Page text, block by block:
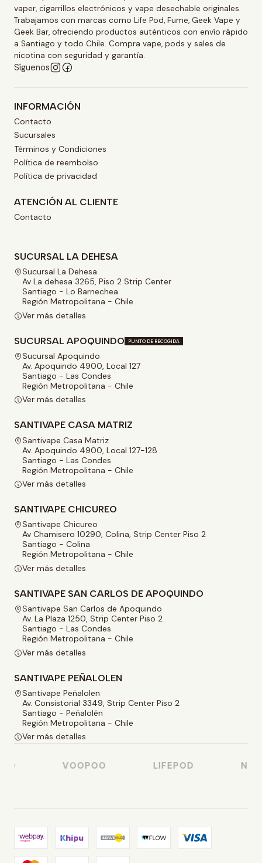
vaper, cigarrillos electrónicos y vape desechable originales.
Trabajamos con marcas como Life Pod, Fume, Geek Vape y
Geek Bar, ofreciendo productos auténticos con envío rápido
a Santiago y todo Chile. Compra vape, pods y sales de
nicotina con seguridad y garantía.
Síguenos
INFORMACIÓN
Contacto
Sucursales
Términos y Condiciones
Política de reembolso
Política de privacidad
ATENCIÓN AL CLIENTE
Contacto
SUCURSAL LA DEHESA
Sucursal La Dehesa
Av La dehesa 3265, Piso 2 Strip Center
Santiago - Lo Barnechea
Región Metropolitana - Chile
Ver más detalles
SUCURSAL APOQUINDO PUNTO DE RECOGIDA
Sucursal Apoquindo
Av. Apoquindo 4900, Local 127
Santiago - Las Condes
Región Metropolitana - Chile
Ver más detalles
SANTIVAPE CASA MATRIZ
Santivape Casa Matriz
Av. Apoquindo 4900, Local 127-128
Santiago - Las Condes
Región Metropolitana - Chile
Ver más detalles
SANTIVAPE CHICUREO
Santivape Chicureo
Av Chamisero 10290, Colina, Strip Center Piso 2
Santiago - Colina
Región Metropolitana - Chile
Ver más detalles
SANTIVAPE SAN CARLOS DE APOQUINDO
Santivape San Carlos de Apoquindo
Av. La Plaza 1250, Strip Center Piso 2
Santiago - Las Condes
Región Metropolitana - Chile
Ver más detalles
SANTIVAPE PEÑALOLEN
Santivape Peñalolen
Av. Consistorial 3349, Strip Center Piso 2
Santiago - Peñalolén
Región Metropolitana - Chile
Ver más detalles
VOOPOO LIFEPOD